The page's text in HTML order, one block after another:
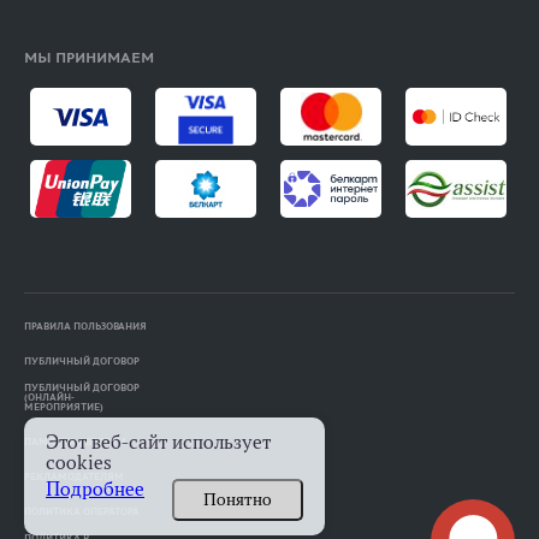
МЫ ПРИНИМАЕМ
ПРАВИЛА ПОЛЬЗОВАНИЯ
ПУБЛИЧНЫЙ ДОГОВОР
ПУБЛИЧНЫЙ ДОГОВОР
(ОНЛАЙН-
МЕРОПРИЯТИЕ)
ПАМЯТКА АВТОРАМ
Этот веб-сайт использует
cookies
Подробнее
Понятно